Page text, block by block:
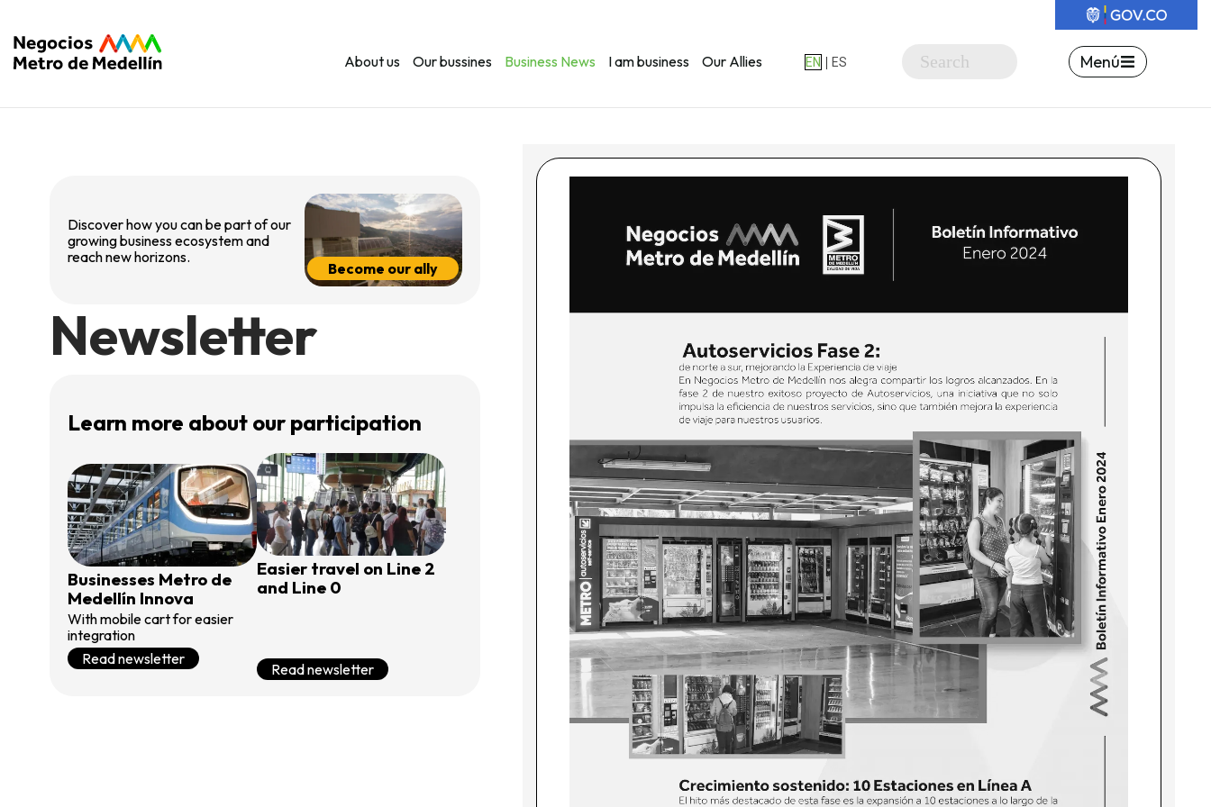
About us Our bussines Business News I am business Our Allies EN | ES Menú
Discover how you can be part of our
growing business ecosystem and
reach new horizons.
Become our ally
Newsletter
Learn more about our participation
Businesses Metro de
Medellín Innova
With mobile cart for easier
integration
Read newsletter
Easier travel on Line 2
and Line 0
Read newsletter